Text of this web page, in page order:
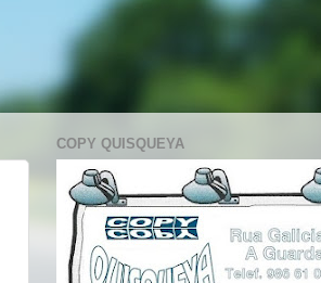
COPY QUISQUEYA